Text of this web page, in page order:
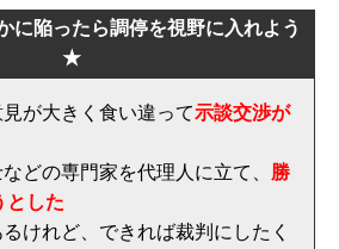
に陥ったら調停を視野に入れよう
★
が大きく食い違って示談交渉が
どの専門家を代理人に立て、 勝
とした
けれど、できれば裁判にしたく